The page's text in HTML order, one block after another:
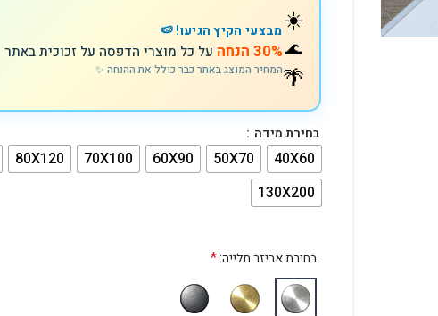
☀️
🌊
🌴
מבצעי הקיץ הגיעו! 🍉
30% הנחה על כל מוצרי הדפסה על זכוכית באתר
המחיר המוצג באתר כבר כולל את ההנחה ✨
בחירת מידה
40X60
50X70
60X90
70X100
80X120
130X200
בחירת אביזר תלייה:*